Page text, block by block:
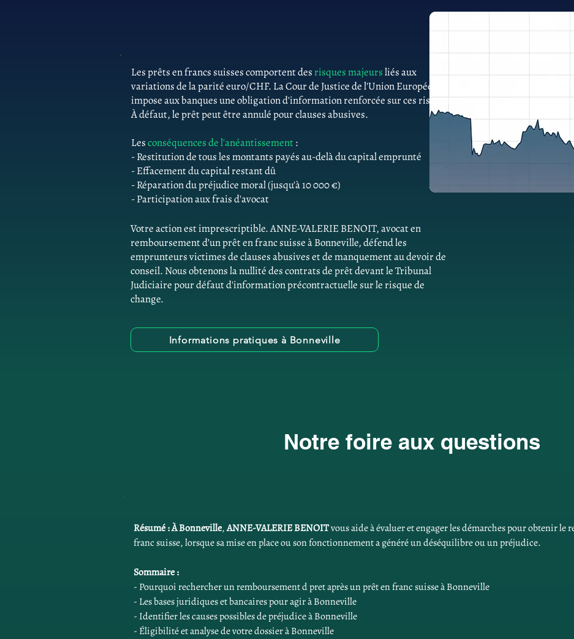
Les prêts en francs suisses comportent des risques majeursliés aux
variations de la parité euro/CHF. La Cour de Justice de l'Union Européenne
impose aux banques une obligation d'information renforcée sur ces risques.
À défaut, le prêt peut être annulé pour clauses abusives.
Lesconséquences de l'anéantissement:
- Restitution de tous les montants payés au-delà du capital emprunté
- Effacement du capital restant dû
- Réparation du préjudice moral (jusqu'à 10 000 €)
- Participation aux frais d'avocat
Votre action est imprescriptible. ANNE-VALERIE BENOIT, avocat en
remboursement d’un prêt en franc suisse à Bonneville, défend les
emprunteurs victimes de clauses abusives et de manquement au devoir de
conseil. Nous obtenons la nullité des contrats de prêt devant le Tribunal
Judiciaire pour défaut d'information précontractuelle sur le risque de
change.
Informations pratiques à Bonneville
Notre foire aux questions
Résumé :À Bonneville, ANNE-VALERIE BENOIT vous aide à évaluer et engager les démarches pour obtenir le
franc suisse, lorsque sa mise en place ou son fonctionnement a généré un déséquilibre ou un préjudice.
Sommaire :
- Pourquoi rechercher un remboursement d pret après un prêt en franc suisse à Bonneville
- Les bases juridiques et bancaires pour agir à Bonneville
- Identifier les causes possibles de préjudice à Bonneville
- Éligibilité et analyse de votre dossier à Bonneville